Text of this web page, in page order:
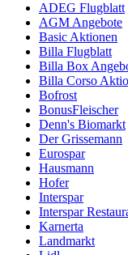
ADEG Flugblatt
AGM Angebote
Basic Aktionen
Billa Flugblatt
Billa Box
Billa Corso
Bofrost
BonusFleischer
Denn's Biomarkt
Der Grissemann
Eurospar
Hausmann
Hofer
Interspar
Interspar
Karnerta
Landmarkt